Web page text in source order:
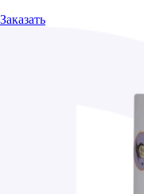
Заказать